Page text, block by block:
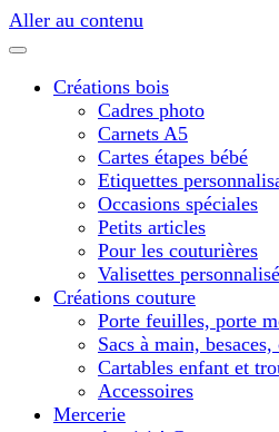
Aller au contenu
Créations bois
Cadres photo
Carnets A5
Cartes étapes bébé
Etiquettes
Occasions spéciales
Petits articles
Pour les couturières
Valisettes
Créations couture
Porte feuilles, porte
Sacs à main,
Cartables enfant et
Accessoires
Mercerie